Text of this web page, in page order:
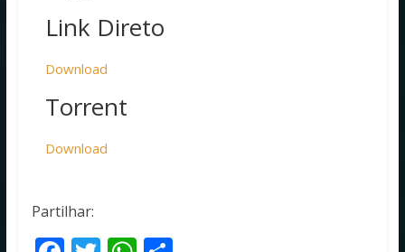
Link Direto
Download
Torrent
Download
Partilhar: